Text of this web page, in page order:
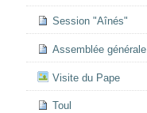
Session "Aînés"
Assemblée générale
Visite du Pape
Toul